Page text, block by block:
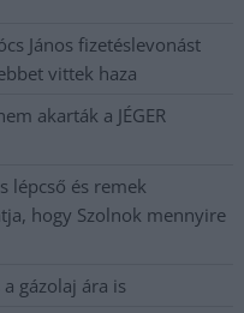
János fizetéslevonást
vittek haza
akarták a JÉGER
lépcső és remek
hogy Szolnok mennyire
gázolaj ára is